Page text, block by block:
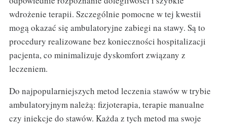
wdrożenie terapii. Szczególnie pomocne w tej kwestii
mogą okazać się ambulatoryjne zabiegi na stawy. Są to
procedury realizowane bez konieczności hospitalizacji
pacjenta, co minimalizuje dyskomfort związany z
leczeniem.
Do najpopularniejszych metod leczenia stawów w trybie
ambulatoryjnym należą: fizjoterapia, terapie manualne
czy iniekcje do stawów. Każda z tych metod ma swoje